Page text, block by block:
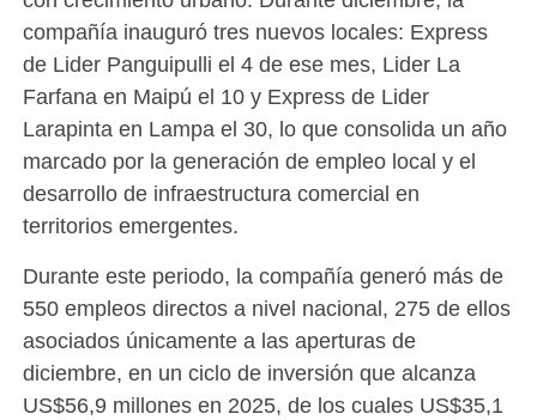
compañía inauguró tres nuevos locales: Express
de Lider Panguipulli el 4 de ese mes, Lider La
Farfana en Maipú el 10 y Express de Lider
Larapinta en Lampa el 30, lo que consolida un año
marcado por la generación de empleo local y el
desarrollo de infraestructura comercial en
territorios emergentes.
Durante este periodo, la compañía generó más de
550 empleos directos a nivel nacional, 275 de ellos
asociados únicamente a las aperturas de
diciembre, en un ciclo de inversión que alcanza
US$56,9 millones en 2025, de los cuales US$35,1